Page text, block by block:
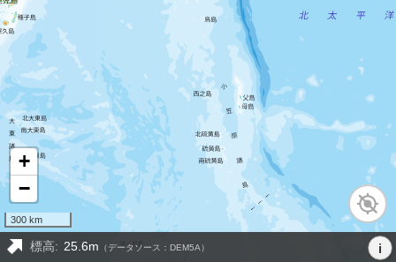
+
−
300 km
標高: 25.6m （データソース：DEM5A） i